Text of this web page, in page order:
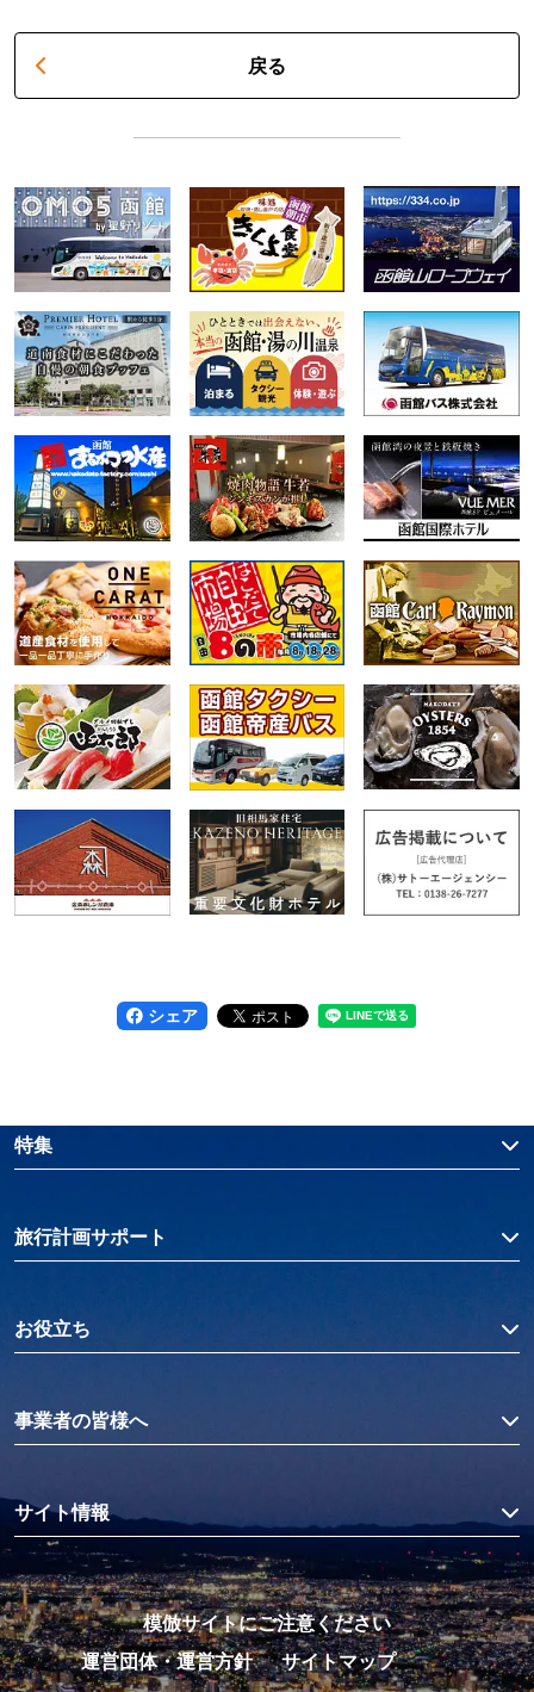
戻る
シェア
特集
旅行計画サポート
お役立ち
事業者の皆様へ
サイト情報
模倣サイトにご注意ください
運営団体・運営方針
サイトマップ